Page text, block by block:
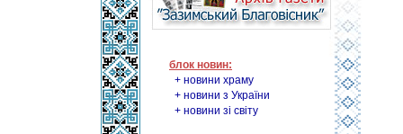
блок новин:
+ новини храму
+ новини з України
+ новини зі світу